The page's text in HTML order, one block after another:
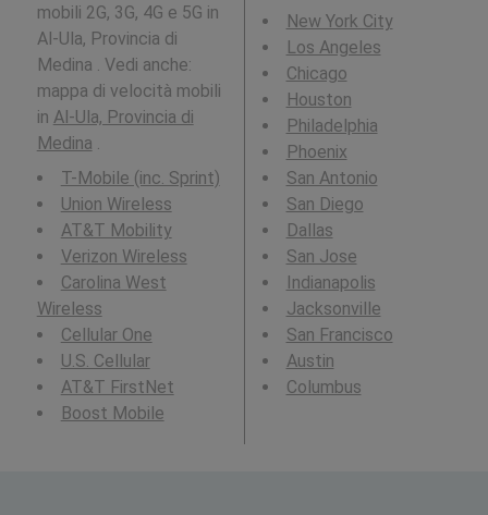
mobili 2G, 3G, 4G e 5G in
Al-Ula, Provincia di
Medina . Vedi anche:
mappa di velocità mobili
in Al-Ula, Provincia di
Medina
T-Mobile (inc. Sprint)
Union Wireless
AT&T Mobility
Verizon Wireless
Carolina West
Wireless
Cellular One
U.S. Cellular
AT&T FirstNet
Boost Mobile
New York City
Los Angeles
Chicago
Houston
Philadelphia
Phoenix
San Antonio
San Diego
Dallas
San Jose
Indianapolis
Jacksonville
San Francisco
Austin
Columbus